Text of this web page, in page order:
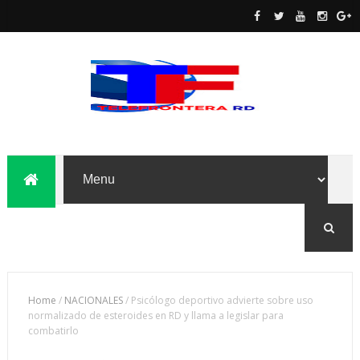
Home / NACIONALES/ Psicólogo deportivo advierte sobre uso
normalizado de esteroides en RD y llama a legislar para
combatirlo